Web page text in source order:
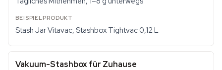
Stash Jar Vitavac, Stashbox Tightvac 0,12 L
Vakuum-Stashbox für Zuhause